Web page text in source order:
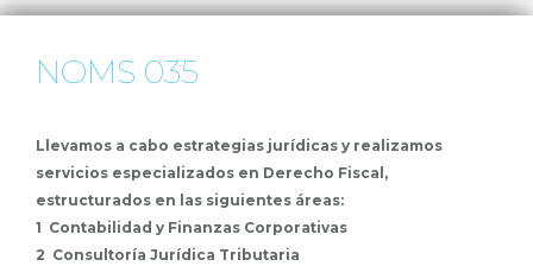
NOMS 035
Llevamos a cabo estrategias jurídicas y realizamos
servicios especializados en Derecho Fiscal,
estructurados en las siguientes áreas:
1 Contabilidad y Finanzas Corporativas
2 Consultoría Jurídica Tributaria